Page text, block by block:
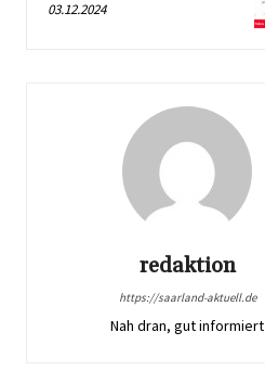
03.12.2024
redaktion
https://saarland-aktuell.de
Nah dran, gut informiert